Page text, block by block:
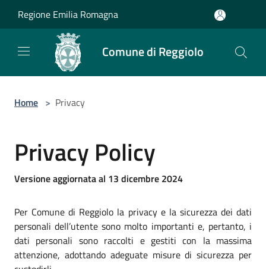
Regione Emilia Romagna
Comune di Reggiolo
Home > Privacy
Privacy Policy
Versione aggiornata al 13 dicembre 2024
Per Comune di Reggiolo la privacy e la sicurezza dei dati
personali dell’utente sono molto importanti e, pertanto, i
dati personali sono raccolti e gestiti con la massima
attenzione, adottando adeguate misure di sicurezza per